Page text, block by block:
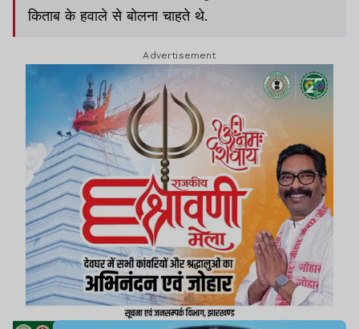
किताब के हवाले से बोलना चाहते थे.
Advertisement